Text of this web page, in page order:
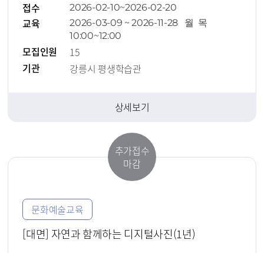
접수 2026-02-10~2026-02-20
교육
2026-03-09 ~ 2026-11-28 월 목
10:00~12:00
모집인원
15
기관
강릉시 평생학습관
상세보기
추가접수
마감
문화예술교육
[대면] 자연과 함께하는 디지털사진(1년)